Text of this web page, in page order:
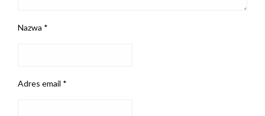
Nazwa *
Adres email *